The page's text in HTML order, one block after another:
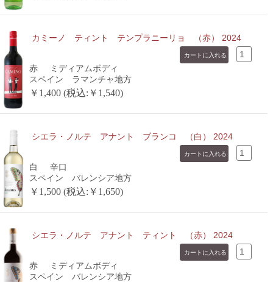
カミーノ ティント テンプラニーリョ （赤） 2024
赤
ミディアムボディ
スペイン ラマンチャ地方
￥1,400 (税込:￥1,540)
シエラ・ノルテ アナント ブランコ （白） 2024
白
辛口
スペイン バレンシア地方
￥1,500 (税込:￥1,650)
シエラ・ノルテ アナント ティント （赤） 2024
赤
ミディアムボディ
スペイン バレンシア地方